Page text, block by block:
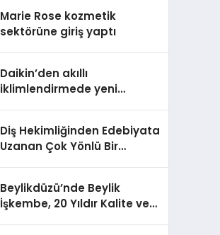
Aldı
Marie Rose kozmetik
sektörüne giriş yaptı
Daikin’den akıllı
iklimlendirmede yeni
Diş Hekimliğinden Edebiyata
Uzanan Çok Yönlü Bir
Beylikdüzü’nde Beylik
İşkembe, 20 Yıldır Kalite ve